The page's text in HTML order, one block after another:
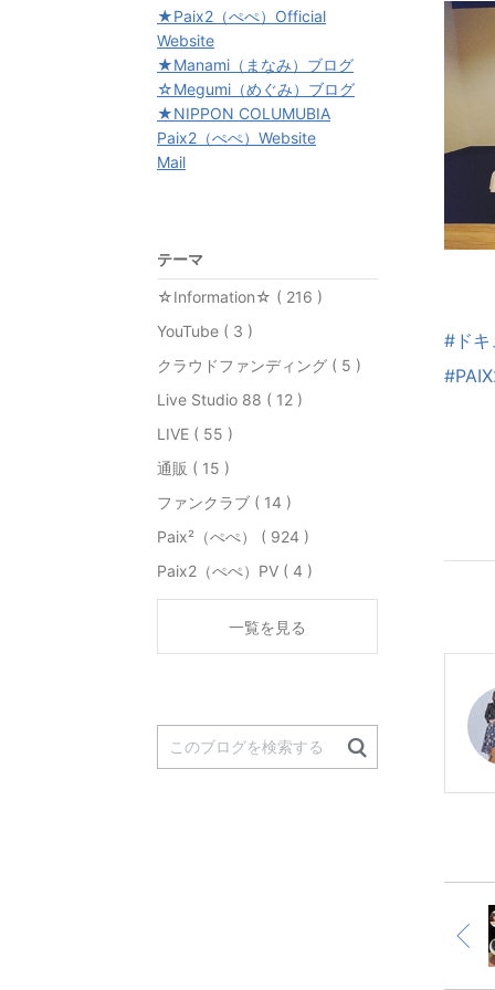
#ドキ
★Paix2（ぺぺ）Official
Website
★Manami（まなみ）ブログ
☆Megumi（めぐみ）ブログ
★NIPPON COLUMUBIA
Paix2（ぺぺ）Website
Mail
テーマ
☆Information☆ ( 216 )
YouTube ( 3 )
クラウドファンディング ( 5 )
Live Studio 88 ( 12 )
LIVE ( 55 )
通販 ( 15 )
ファンクラブ ( 14 )
Paix²（ぺぺ） ( 924 )
Paix2（ぺぺ）PV ( 4 )
一覧を見る